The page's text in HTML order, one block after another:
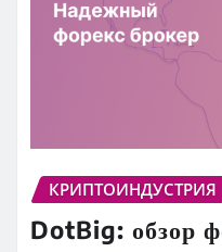
КРИПТОИНДУСТРИЯ
DotBig: обзор